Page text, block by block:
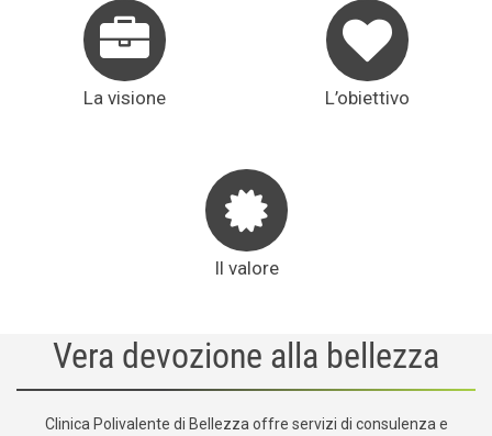
La visione L’obiettivo
Il valore
Vera devozione alla bellezza
Clinica Polivalente di Bellezza offre servizi di consulenza e